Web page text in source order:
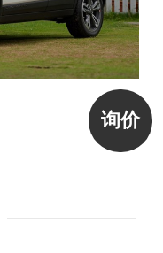
询价